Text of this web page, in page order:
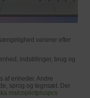
varierer efter
indstillinger, brug og
enheder. Andre
sprog og tegnsæt. Der
copilotpluspcs